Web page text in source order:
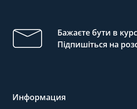
Бажаєте бути в
Підпишіться на
Информация